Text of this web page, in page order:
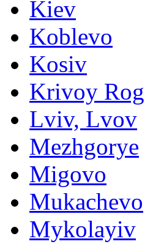
Kiev
Koblevo
Kosiv
Krivoy Rog
Lviv, Lvov
Mezhgorye
Migovo
Mukachevo
Mykolayiv